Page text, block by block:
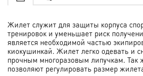
Жилет служит для защиты корпуса
тренировок и уменьшает риск
является необходимой частью
киокушинкай. Жилет легко одевать и
прочным многоразовым липучкам. Так
позволяют регулировать размер